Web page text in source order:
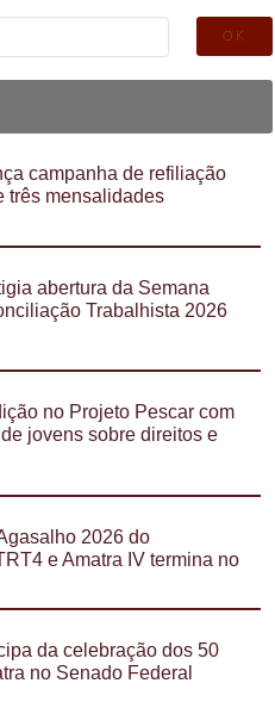
campanha de refiliação
três mensalidades
abertura da Semana
Trabalhista 2026
no Projeto Pescar com
jovens sobre direitos e
2026 do
e Amatra IV termina no
da celebração dos 50
no Senado Federal